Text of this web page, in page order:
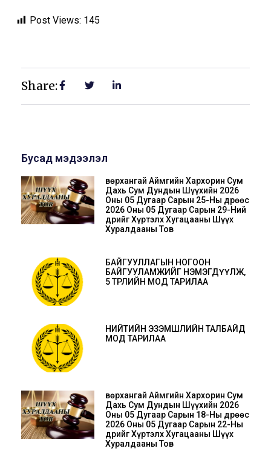
Post Views: 145
Share:
Бусад мэдээлэл
Өвөрхангай Аймгийн Хархорин Сум
Дахь Сум Дундын Шүүхийн 2026
Оны 05 Дугаар Сарын 25-Ны Өдрөөс
2026 Оны 05 Дугаар Сарын 29-Ний
Өдрийг Хүртэлх Хугацааны Шүүх
Хуралдааны Тов
БАЙГУУЛЛАГЫН НОГООН
БАЙГУУЛАМЖИЙГ НЭМЭГДҮҮЛЖ,
5 ТӨРЛИЙН МОД ТАРИЛАА
НИЙТИЙН ЭЗЭМШЛИЙН ТАЛБАЙД
МОД ТАРИЛАА
Өвөрхангай Аймгийн Хархорин Сум
Дахь Сум Дундын Шүүхийн 2026
Оны 05 Дугаар Сарын 18-Ны Өдрөөс
2026 Оны 05 Дугаар Сарын 22-Ны
Өдрийг Хүртэлх Хугацааны Шүүх
Хуралдааны Тов